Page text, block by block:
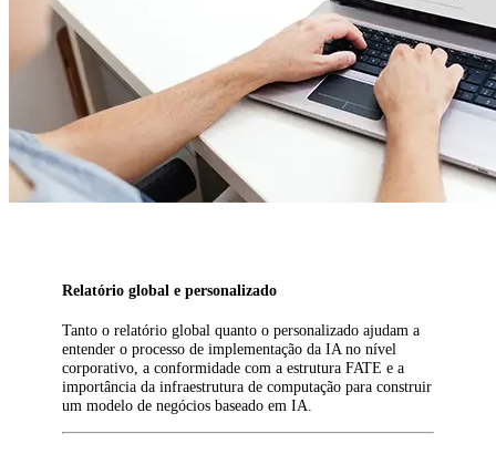
Relatório global e personalizado
Tanto o relatório global quanto o personalizado ajudam a
entender o processo de implementação da IA no nível
corporativo, a conformidade com a estrutura FATE e a
importância da infraestrutura de computação para construir
um modelo de negócios baseado em IA.